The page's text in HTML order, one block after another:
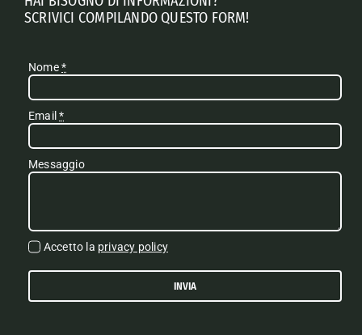
SCRIVICI COMPILANDO QUESTO FORM!
Nome*
Email*
Messaggio
Accetto la privacy policy
INVIA